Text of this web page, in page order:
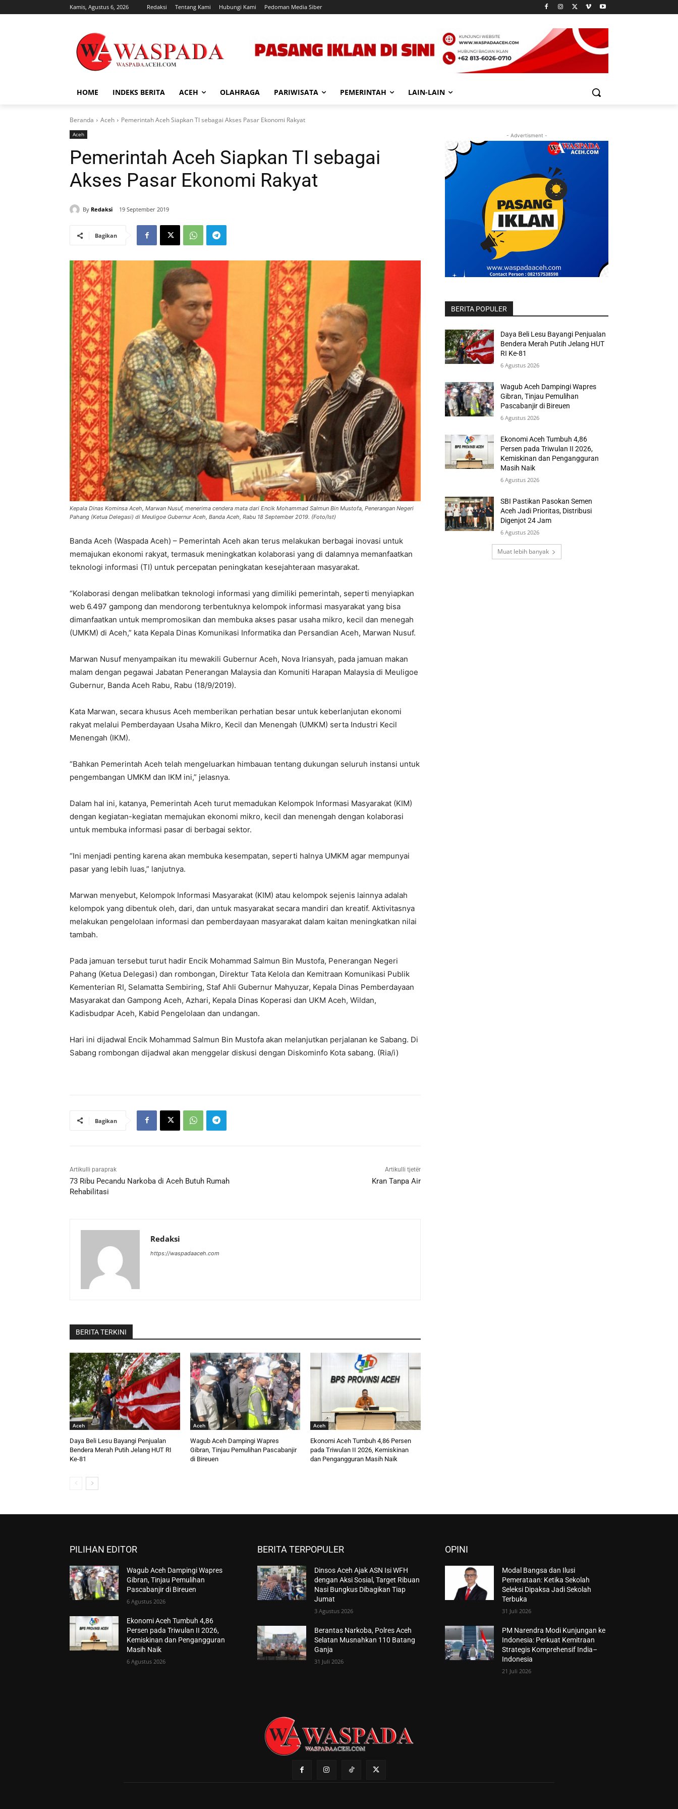
Kamis, Agustus 6, 2026 Redaksi Tentang Kami Hubungi Kami Pedoman Media Siber
HOME INDEKS BERITA ACEH OLAHRAGA PARIWISATA PEMERINTAH LAIN-LAIN
Beranda Aceh Pemerintah Aceh Siapkan TI sebagai Akses Pasar Ekonomi Rakyat
Aceh
Pemerintah Aceh Siapkan TI sebagai
Akses Pasar Ekonomi Rakyat
By Redaksi 19 September 2019
Bagikan
Kepala Dinas Kominsa Aceh, Marwan Nusuf, menerima cendera mata dari Encik Mohammad Salmun Bin Mustofa, Penerangan Negeri
Pahang (Ketua Delegasi) di Meuligoe Gubernur Aceh, Banda Aceh, Rabu 18 September 2019. (Foto/Ist)
Banda Aceh (Waspada Aceh) – Pemerintah Aceh akan terus melakukan berbagai inovasi untuk
memajukan ekonomi rakyat, termasuk meningkatkan kolaborasi yang di dalamnya memanfaatkan
teknologi informasi (TI) untuk percepatan peningkatan kesejahteraan masyarakat.
“Kolaborasi dengan melibatkan teknologi informasi yang dimiliki pemerintah, seperti menyiapkan
web 6.497 gampong dan mendorong terbentuknya kelompok informasi masyarakat yang bisa
dimanfaatkan untuk mempromosikan dan membuka akses pasar usaha mikro, kecil dan menegah
(UMKM) di Aceh,” kata Kepala Dinas Komunikasi Informatika dan Persandian Aceh, Marwan Nusuf.
Marwan Nusuf menyampaikan itu mewakili Gubernur Aceh, Nova Iriansyah, pada jamuan makan
malam dengan pegawai Jabatan Penerangan Malaysia dan Komuniti Harapan Malaysia di Meuligoe
Gubernur, Banda Aceh Rabu, Rabu (18/9/2019).
Kata Marwan, secara khusus Aceh memberikan perhatian besar untuk keberlanjutan ekonomi
rakyat melalui Pemberdayaan Usaha Mikro, Kecil dan Menengah (UMKM) serta Industri Kecil
Menengah (IKM).
“Bahkan Pemerintah Aceh telah mengeluarkan himbauan tentang dukungan seluruh instansi untuk
pengembangan UMKM dan IKM ini,” jelasnya.
Dalam hal ini, katanya, Pemerintah Aceh turut memadukan Kelompok Informasi Masyarakat (KIM)
dengan kegiatan-kegiatan memajukan ekonomi mikro, kecil dan menengah dengan kolaborasi
untuk membuka informasi pasar di berbagai sektor.
“Ini menjadi penting karena akan membuka kesempatan, seperti halnya UMKM agar mempunyai
pasar yang lebih luas,” lanjutnya.
Marwan menyebut, Kelompok Informasi Masyarakat (KIM) atau kelompok sejenis lainnya adalah
kelompok yang dibentuk oleh, dari, dan untuk masyarakat secara mandiri dan kreatif. Aktivitasnya
melakukan pengelolaan informasi dan pemberdayaan masyarakat dalam kaitan meningkatkan nilai
tambah.
Pada jamuan tersebut turut hadir Encik Mohammad Salmun Bin Mustofa, Penerangan Negeri
Pahang (Ketua Delegasi) dan rombongan, Direktur Tata Kelola dan Kemitraan Komunikasi Publik
Kementerian RI, Selamatta Sembiring, Staf Ahli Gubernur Mahyuzar, Kepala Dinas Pemberdayaan
Masyarakat dan Gampong Aceh, Azhari, Kepala Dinas Koperasi dan UKM Aceh, Wildan,
Kadisbudpar Aceh, Kabid Pengelolaan dan undangan.
Hari ini dijadwal Encik Mohammad Salmun Bin Mustofa akan melanjutkan perjalanan ke Sabang. Di
Sabang rombongan dijadwal akan menggelar diskusi dengan Diskominfo Kota sabang. (Ria/i)
Bagikan
Artikulli paraprak
73 Ribu Pecandu Narkoba di Aceh Butuh Rumah
Rehabilitasi
Artikulli tjetër
Kran Tanpa Air
Redaksi
https://waspadaaceh.com
BERITA TERKINI
Aceh
Daya Beli Lesu Bayangi Penjualan
Bendera Merah Putih Jelang HUT RI
Ke-81
Aceh
Wagub Aceh Dampingi Wapres
Gibran, Tinjau Pemulihan Pascabanjir
di Bireuen
Aceh
Ekonomi Aceh Tumbuh 4,86 Persen
pada Triwulan II 2026, Kemiskinan
dan Pengangguran Masih Naik
- Advertisment -
BERITA POPULER
Daya Beli Lesu Bayangi Penjualan
Bendera Merah Putih Jelang HUT
RI Ke-81
6 Agustus 2026
Wagub Aceh Dampingi Wapres
Gibran, Tinjau Pemulihan
Pascabanjir di Bireuen
6 Agustus 2026
Ekonomi Aceh Tumbuh 4,86
Persen pada Triwulan II 2026,
Kemiskinan dan Pengangguran
Masih Naik
6 Agustus 2026
SBI Pastikan Pasokan Semen
Aceh Jadi Prioritas, Distribusi
Digenjot 24 Jam
6 Agustus 2026
Muat lebih banyak
PILIHAN EDITOR
Wagub Aceh Dampingi Wapres
Gibran, Tinjau Pemulihan
Pascabanjir di Bireuen
6 Agustus 2026
Ekonomi Aceh Tumbuh 4,86
Persen pada Triwulan II 2026,
Kemiskinan dan Pengangguran
Masih Naik
6 Agustus 2026
BERITA TERPOPULER
Dinsos Aceh Ajak ASN Isi WFH
dengan Aksi Sosial, Target Ribuan
Nasi Bungkus Dibagikan Tiap
Jumat
3 Agustus 2026
Berantas Narkoba, Polres Aceh
Selatan Musnahkan 110 Batang
Ganja
31 Juli 2026
OPINI
Modal Bangsa dan Ilusi
Pemerataan: Ketika Sekolah
Seleksi Dipaksa Jadi Sekolah
Terbuka
31 Juli 2026
PM Narendra Modi Kunjungan ke
Indonesia: Perkuat Kemitraan
Strategis Komprehensif India–
Indonesia
21 Juli 2026